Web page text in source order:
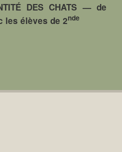
DES CHATS — de
les élèves de 2nde